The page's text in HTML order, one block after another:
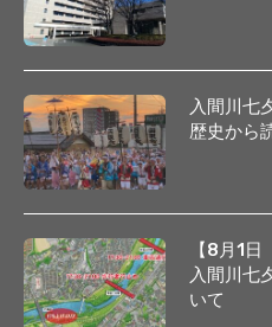
入間川七
歴史から
【8月1
入間川七
いて